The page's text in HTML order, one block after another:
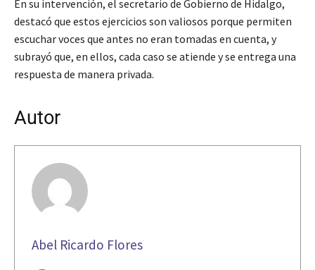
En su intervención, el secretario de Gobierno de Hidalgo,
destacó que estos ejercicios son valiosos porque permiten
escuchar voces que antes no eran tomadas en cuenta, y
subrayó que, en ellos, cada caso se atiende y se entrega una
respuesta de manera privada.
Autor
Abel Ricardo Flores